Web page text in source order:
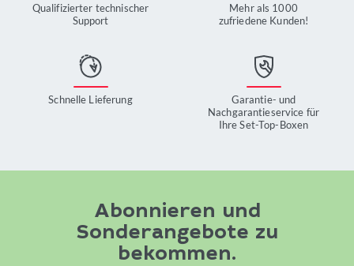
Qualifizierter technischer
Support
Mehr als 1000
zufriedene Kunden!
Schnelle Lieferung
Garantie- und
Nachgarantieservice für
Ihre Set-Top-Boxen
Abonnieren und
Sonderangebote zu
bekommen.